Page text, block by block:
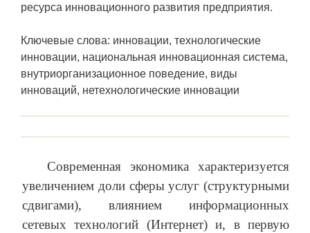
ресурса инновационного развития предприятия.
Ключевые слова: инновации, технологические
инновации, национальная инновационная система,
внутриорганизационное поведение, виды
инноваций, нетехнологические инновации
Современная экономика характеризуется
увеличением доли сферы услуг (структурными
сдвигами), влиянием информационных
сетевых технологий (Интернет) и, в первую